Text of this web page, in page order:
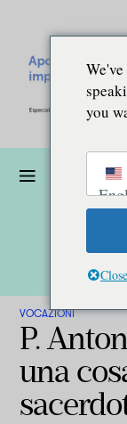
VOCAZIONI
P.
una
you